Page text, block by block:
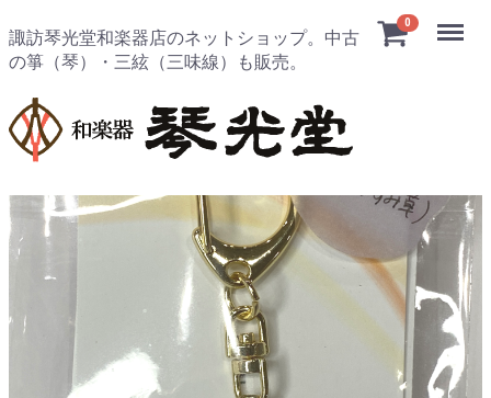
諏訪琴光堂和楽器店のネットショップ。中古
の箏（琴）・三絃（三味線）も販売。
0 Menu